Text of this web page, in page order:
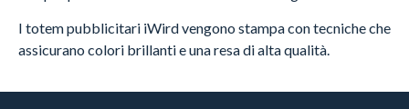
I totem pubblicitari iWird vengono stampa con tecniche che
assicurano colori brillanti e una resa di alta qualità.